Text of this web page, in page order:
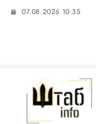
07.08.2026 10:35